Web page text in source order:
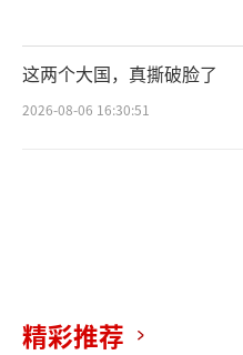
这两个大国，真撕破脸了
2026-08-06 16:30:51
精彩推荐